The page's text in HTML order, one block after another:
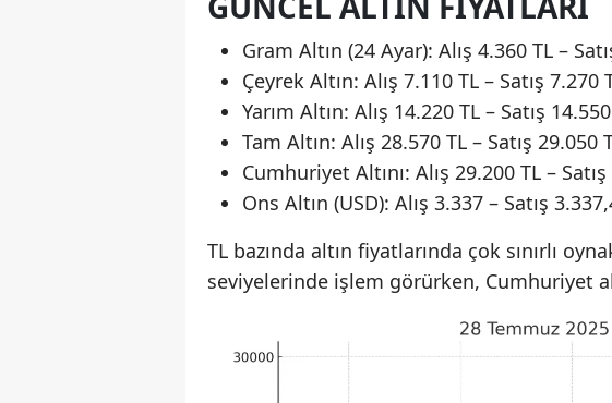
Gram Altın (24 Ayar): Alış 4.360 TL –
Çeyrek Altın: Alış 7.110 TL – Satış 7.270
Yarım Altın: Alış 14.220 TL – Satış
Tam Altın: Alış 28.570 TL – Satış 29.050
Cumhuriyet Altını: Alış 29.200 TL –
Ons Altın (USD): Alış 3.337 – Satış
TL bazında altın fiyatlarında çok sınırlı
seviyelerinde işlem görürken, Cumhuriyet